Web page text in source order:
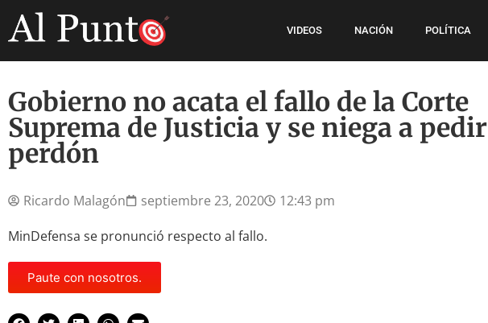
VIDEOS NACIÓN POLÍTICA
Gobierno no acata el fallo de la Corte
Suprema de Justicia y se niega a pedir
perdón
Ricardo Malagón septiembre 23, 2020
12:43 pm
MinDefensa se pronunció respecto al fallo.
Paute con nosotros.